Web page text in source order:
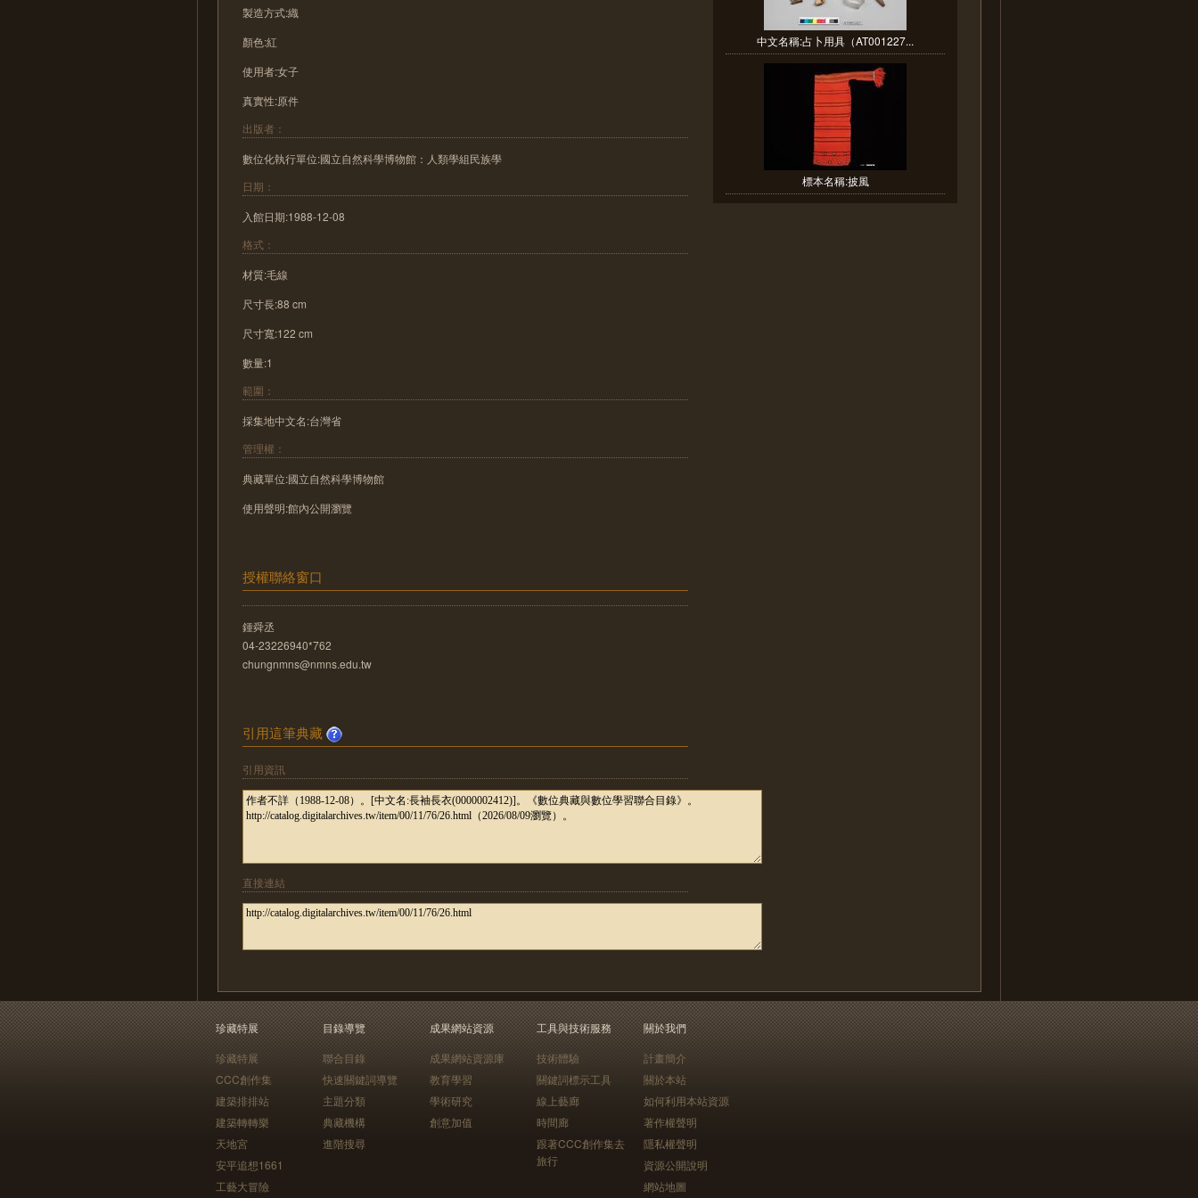
製造方式:織
顏色:紅
使用者:女子
真實性:原件
出版者：
數位化執行單位:國立自然科學博物館：人類學組民族學
日期：
入館日期:1988-12-08
格式：
材質:毛線
尺寸長:88 cm
尺寸寬:122 cm
數量:1
範圍：
採集地中文名:台灣省
管理權：
典藏單位:國立自然科學博物館
使用聲明:館內公開瀏覽
授權聯絡窗口
鍾舜丞
04-23226940*762
chungnmns@nmns.edu.tw
引用這筆典藏
引用資訊
直接連結
中文名稱:占卜用具（AT001227...
標本名稱:披風
珍藏特展
珍藏特展
CCC創作集
建築排排站
建築轉轉樂
天地宮
安平追想1661
工藝大冒險
目錄導覽
聯合目錄
快速關鍵詞導覽
主題分類
典藏機構
進階搜尋
成果網站資源
成果網站資源庫
教育學習
學術研究
創意加值
工具與技術服務
技術體驗
關鍵詞標示工具
線上藝廊
時間廊
跟著CCC創作集去
旅行
關於我們
計畫簡介
關於本站
如何利用本站資源
著作權聲明
隱私權聲明
資源公開說明
網站地圖